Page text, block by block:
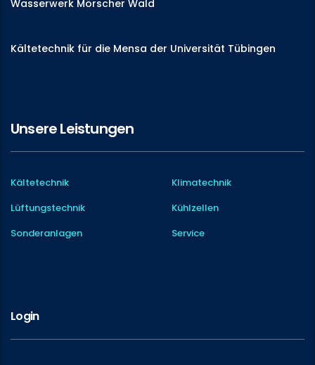
Wasserwerk Mörscher Wald
Kältetechnik für die Mensa der Universität Tübingen
Unsere Leistungen
Kältetechnik
Klimatechnik
Lüftungstechnik
Kühlzellen
Sonderanlagen
Service
Login